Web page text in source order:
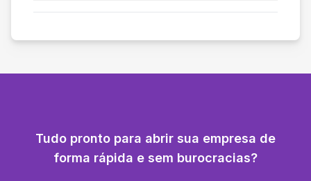
Tudo pronto para abrir sua empresa de
forma rápida e sem burocracias?